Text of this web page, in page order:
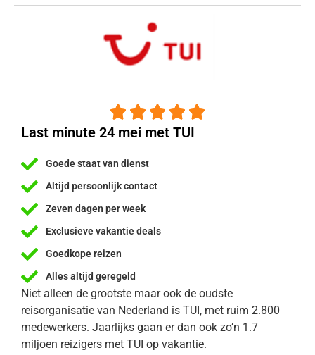
    
Last minute 24 mei met TUI
Goede staat van dienst
Altijd persoonlijk contact
Zeven dagen per week
Exclusieve vakantie deals
Goedkope reizen
Alles altijd geregeld
Niet alleen de grootste maar ook de oudste
reisorganisatie van Nederland is TUI, met ruim 2.800
medewerkers. Jaarlijks gaan er dan ook zo’n 1.7
miljoen reizigers met TUI op vakantie.